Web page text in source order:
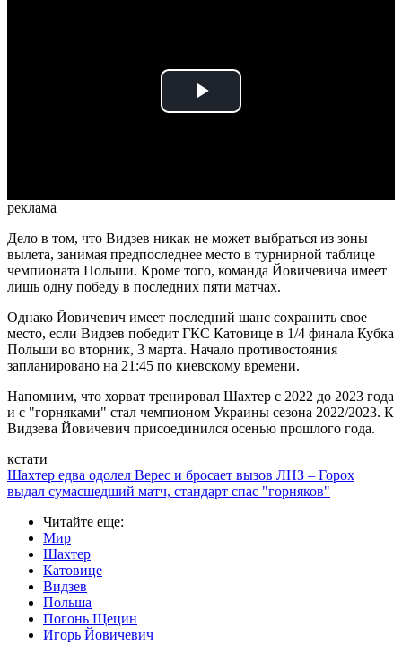
Play
реклама
Дело в том, что Видзев никак не может выбраться из зоны
вылета, занимая предпоследнее место в турнирной таблице
чемпионата Польши. Кроме того, команда Йовичевича имеет
лишь одну победу в последних пяти матчах.
Однако Йовичевич имеет последний шанс сохранить свое
место, если Видзев победит ГКС Катовице в 1/4 финала Кубка
Польши во вторник, 3 марта. Начало противостояния
запланировано на 21:45 по киевскому времени.
Напомним, что хорват тренировал Шахтер с 2022 до 2023 года
и с "горняками" стал чемпионом Украины сезона 2022/2023. К
Видзева Йовичевич присоединился осенью прошлого года.
кстати
Шахтер едва одолел Верес и бросает вызов ЛНЗ – Горох
выдал сумасшедший матч, стандарт спас "горняков"
Читайте еще:
Мир
Шахтер
Катовице
Видзев
Польша
Погонь Щецин
Игорь Йовичевич